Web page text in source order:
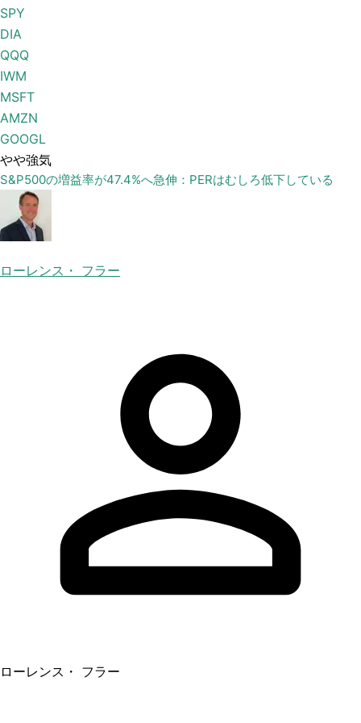
SPY
DIA
QQQ
IWM
MSFT
AMZN
GOOGL
やや強気
S&P500の増益率が47.4%へ急伸：PERはむしろ低下している
ローレンス・ フラー
ローレンス・ フラー